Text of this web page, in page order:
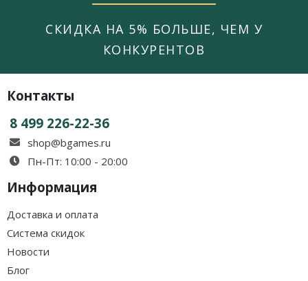
СКИДКА НА 5% БОЛЬШЕ, ЧЕМ У
КОНКУРЕНТОВ
Контакты
8 499 226-22-36
shop@bgames.ru
Пн-Пт: 10:00 - 20:00
Информация
Доставка и оплата
Система скидок
Новости
Блог